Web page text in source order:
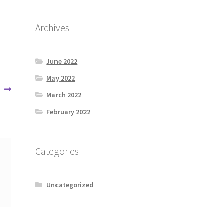
Archives
June 2022
May 2022
March 2022
February 2022
Categories
Uncategorized